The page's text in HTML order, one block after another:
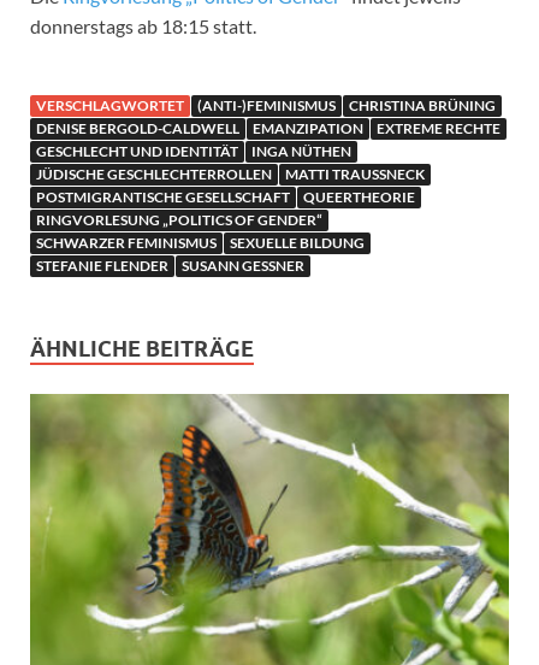
donnerstags ab 18:15 statt.
VERSCHLAGWORTET (ANTI-)FEMINISMUS
CHRISTINA BRÜNING
DENISE BERGOLD-CALDWELL
EMANZIPATION
EXTREME RECHTE
GESCHLECHT UND IDENTITÄT
INGA NÜTHEN
JÜDISCHE GESCHLECHTERROLLEN
MATTI TRAUSSNECK
POSTMIGRANTISCHE GESELLSCHAFT
QUEERTHEORIE
RINGVORLESUNG „POLITICS OF GENDER“
SCHWARZER FEMINISMUS
SEXUELLE BILDUNG
STEFANIE FLENDER
SUSANN GESSNER
ÄHNLICHE BEITRÄGE